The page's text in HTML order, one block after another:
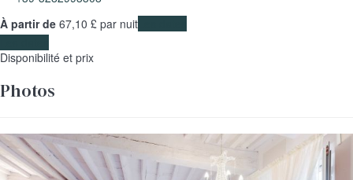
À partir de 67,10 £ par nuit
Disponibilité et prix
Photos